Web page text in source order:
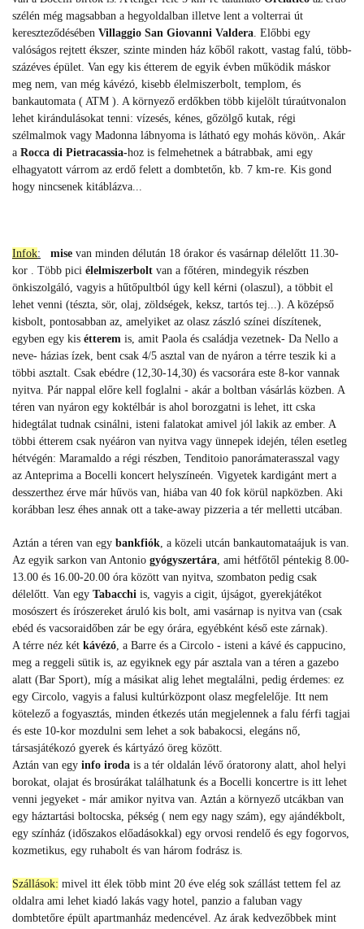
szélén még magsabban a hegyoldalban illetve lent a volterrai út
kereszteződésében Villaggio San Giovanni Valdera. Előbbi egy
valóságos rejtett ékszer, szinte minden ház kőből rakott, vastag falú, több-
százéves épület. Van egy kis étterem de egyik évben működik máskor
meg nem, van még kávézó, kisebb élelmiszerbolt, templom, és
bankautomata ( ATM ). A környező erdőkben több kijelölt túraútvonalon
lehet kirándulásokat tenni: vízesés, kénes, gőzölgő kutak, régi
szélmalmok vagy Madonna lábnyoma is látható egy mohás kövön,. Akár
a Rocca di Pietracassia-hoz is felmehetnek a bátrabbak, ami egy
elhagyatott várrom az erdő felett a dombtetőn, kb. 7 km-re. Kis gond
hogy nincsenek kitáblázva...
Infok: mise van minden délután 18 órakor és vasárnap délelőtt 11.30-
kor . Több pici élelmiszerbolt van a főtéren, mindegyik részben
önkiszolgáló, vagyis a hűtőpultból úgy kell kérni (olaszul), a többit el
lehet venni (tészta, sör, olaj, zöldségek, keksz, tartós tej...). A középső
kisbolt, pontosabban az, amelyiket az olasz zászló színei díszítenek,
egyben egy kis étterem is, amit Paola és családja vezetnek- Da Nello a
neve- házias ízek, bent csak 4/5 asztal van de nyáron a térre teszik ki a
többi asztalt. Csak ebédre (12,30-14,30) és vacsorára este 8-kor vannak
nyitva. Pár nappal előre kell foglalni - akár a boltban vásárlás közben. A
téren van nyáron egy koktélbár is ahol borozgatni is lehet, itt cska
hidegtálat tudnak csinálni, isteni falatokat amivel jól lakik az ember. A
többi étterem csak nyéáron van nyitva vagy ünnepek idején, télen esetleg
hétvégén: Maramaldo a régi részben, Tenditoio panorámaterasszal vagy
az Anteprima a Bocelli koncert helyszíneén. Vigyetek kardigánt mert a
desszerthez érve már hűvös van, hiába van 40 fok körül napközben. Aki
korábban lesz éhes annak ott a take-away pizzeria a tér melletti utcában.
Aztán a téren van egy bankfiók, a közeli utcán bankautomataájuk is van.
Az egyik sarkon van Antonio gyógyszertára, ami hétfőtől péntekig 8.00-
13.00 és 16.00-20.00 óra között van nyitva, szombaton pedig csak
délelőtt. Van egy Tabacchi is, vagyis a cigit, újságot, gyerekjátékot
mosószert és írószereket áruló kis bolt, ami vasárnap is nyitva van (csak
ebéd és vacsoraidőben zár be egy órára, egyébként késő este zárnak).
A térre néz két kávézó, a Barre és a Circolo - isteni a kávé és cappucino,
meg a reggeli sütik is, az egyiknek egy pár asztala van a téren a gazebo
alatt (Bar Sport), míg a másikat alig lehet megtalálni, pedig érdemes: ez
egy Circolo, vagyis a falusi kultúrközpont olasz megfelelője. Itt nem
kötelező a fogyasztás, minden étkezés után megjelennek a falu férfi tagjai
és este 10-kor mozdulni sem lehet a sok babakocsi, elegáns nő,
társasjátékozó gyerek és kártyázó öreg között.
Aztán van egy info iroda is a tér oldalán lévő óratorony alatt, ahol helyi
borokat, olajat és brosúrákat találhatunk és a Bocelli koncertre is itt lehet
venni jegyeket - már amikor nyitva van. Aztán a környező utcákban van
egy háztartási boltocska, pékség ( nem egy nagy szám), egy ajándékbolt,
egy színház (időszakos előadásokkal) egy orvosi rendelő és egy fogorvos,
kozmetikus, egy ruhabolt és van három fodrász is.
Szállások: mivel itt élek több mint 20 éve elég sok szállást tettem fel az
oldalra ami lehet kiadó lakás vagy hotel, panzio a faluban vagy
dombtetőre épült apartmanház medencével. Az árak kedvezőbbek mint